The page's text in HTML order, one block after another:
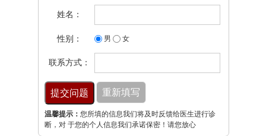
姓名：
性别： 男 女
联系方式：
温馨提示： 您所填的信息我们将及时反馈给医生进行诊
断，对 于您的个人信息我们承诺保密！请您放心